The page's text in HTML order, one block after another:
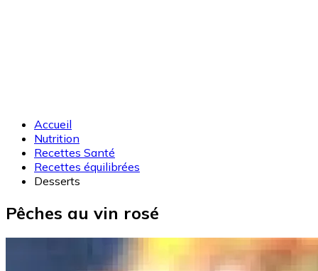
Accueil
Nutrition
Recettes Santé
Recettes équilibrées
Desserts
Pêches au vin rosé